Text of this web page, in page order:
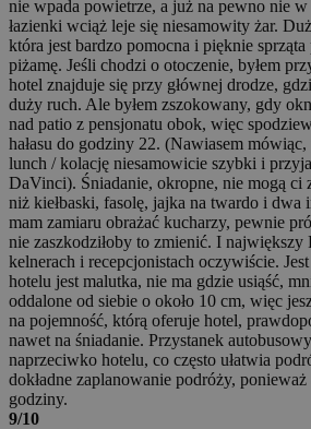
nie wpada powietrze, a już na pewno nie
łazienki wciąż leje się niesamowity żar.
która jest bardzo pomocna i pięknie sprząta
piżamę. Jeśli chodzi o otoczenie, byłem
hotel znajduje się przy głównej drodze,
duży ruch. Ale byłem zszokowany, gdy
nad patio z pensjonatu obok, więc
hałasu do godziny 22. (Nawiasem mówiąc,
lunch / kolację niesamowicie szybki i
DaVinci). Śniadanie, okropne, nie mogą ci
niż kiełbaski, fasolę, jajka na twardo i
mam zamiaru obrażać kucharzy, pewnie
nie zaszkodziłoby to zmienić. I
kelnerach i recepcjonistach oczywiście.
hotelu jest malutka, nie ma gdzie usiąść,
oddalone od siebie o około 10 cm, więc
na pojemność, którą oferuje hotel,
nawet na śniadanie. Przystanek
naprzeciwko hotelu, co często ułatwia
dokładne zaplanowanie podróży,
godziny.
9/10